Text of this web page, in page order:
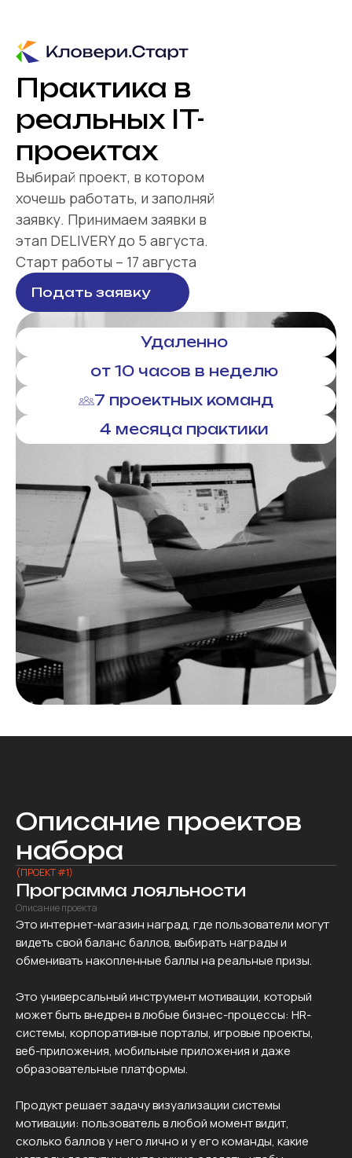
Практика в
реальных IT-
проектах
Выбирай проект, в котором
хочешь работать, и заполняй
заявку. Принимаем заявки в
этап DELIVERY до 5 августа.
Старт работы – 17 августа
Подать заявку
Удаленно
от 10 часов в неделю
7 проектных команд
4 месяца практики
Описание проектов
набора
(ПРОЕКТ #1)
Программа лояльности
Описание проекта
Это интернет-магазин наград, где пользователи могут
видеть свой баланс баллов, выбирать награды и
обменивать накопленные баллы на реальные призы.
Это универсальный инструмент мотивации, который
может быть внедрен в любые бизнес-процессы: HR-
системы, корпоративные порталы, игровые проекты,
веб-приложения, мобильные приложения и даже
образовательные платформы.
Продукт решает задачу визуализации системы
мотивации: пользователь в любой момент видит,
сколько баллов у него лично и у его команды, какие